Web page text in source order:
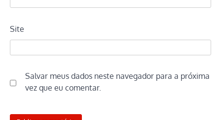
Site
Salvar meus dados neste navegador para a próxima
vez que eu comentar.